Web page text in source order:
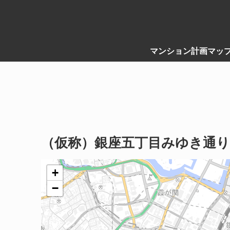
マンション計画マッ
（仮称）銀座五丁目みゆき通
+
−